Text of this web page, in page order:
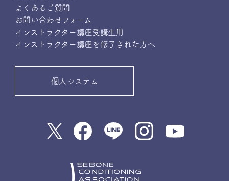
よくあるご質問
お問い合わせフォーム
インストラクター講座受講生用
インストラクター講座を修了された方へ
個人システム